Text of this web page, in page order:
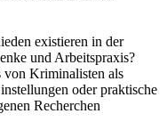
existieren in der
und Arbeitspraxis?
von Kriminalisten als
oder praktische
Recherchen